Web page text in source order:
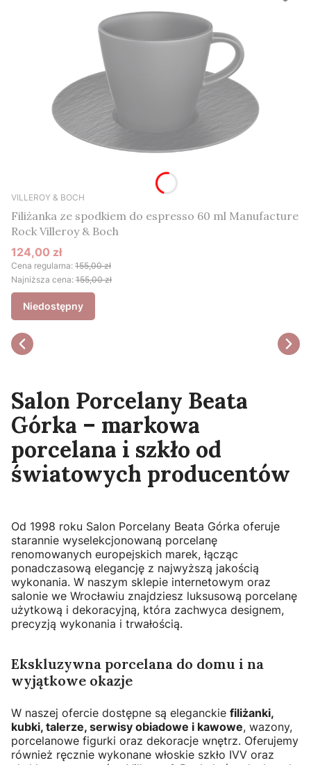
VILLEROY & BOCH
Filiżanka ze spodkiem do espresso 60 ml Manufacture
Rock Villeroy & Boch
Cena promocyjna
124,00 zł
Cena regularna: 155,00 zł
Najniższa cena: 155,00 zł
Niedostępny
Salon Porcelany Beata
Górka – markowa
porcelana i szkło od
światowych producentów
Od 1998 roku Salon Porcelany Beata Górka oferuje
starannie wyselekcjonowaną porcelanę
renomowanych europejskich marek, łącząc
ponadczasową elegancję z najwyższą jakością
wykonania. W naszym sklepie internetowym oraz
salonie we Wrocławiu znajdziesz luksusową porcelanę
użytkową i dekoracyjną, która zachwyca designem,
precyzją wykonania i trwałością.
Ekskluzywna porcelana do domu i na
wyjątkowe okazje
W naszej ofercie dostępne są eleganckie filiżanki,
kubki, talerze, serwisy obiadowe i kawowe, wazony,
porcelanowe figurki oraz dekoracje wnętrz. Oferujemy
również ręcznie wykonane włoskie szkło IVV oraz